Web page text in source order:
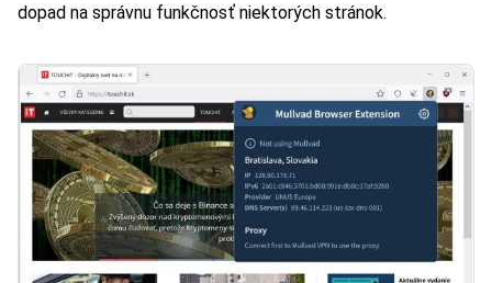
dopad na správnu funkčnosť niektorých stránok.